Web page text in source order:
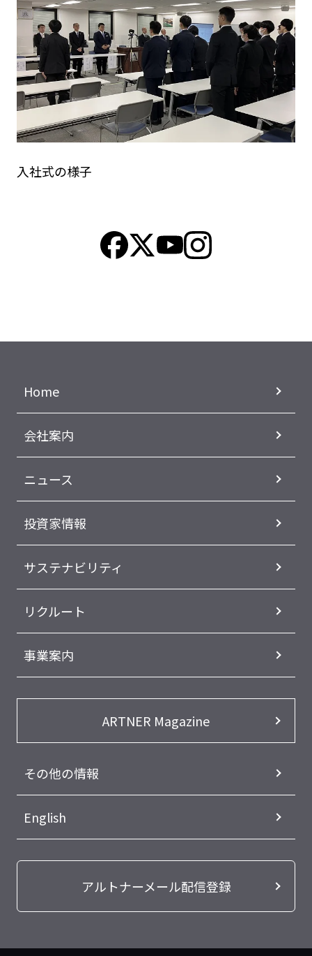
入社式の様子
Home
会社案内
ニュース
投資家情報
サステナビリティ
リクルート
事業案内
ARTNER Magazine
その他の情報
English
アルトナーメール配信登録